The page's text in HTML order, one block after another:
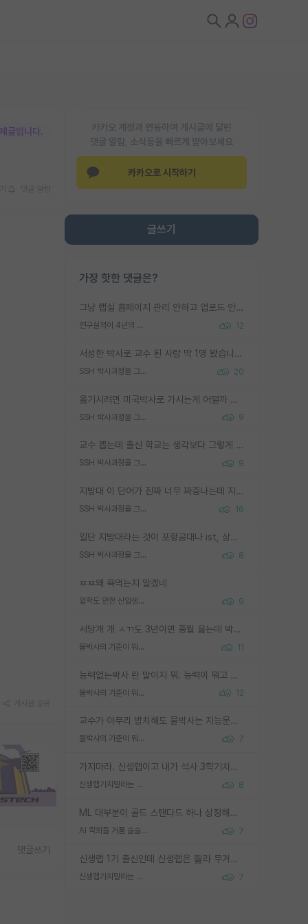
카카오 계정과 연동하여 게시글에 달린
댓글 알람, 소식등을 빠르게 받아보세요
카카오로 시작하기
글쓰기
가장 핫한 댓글은?
그냥 랩실 홈페이지 관리 안하고 업로드 안한거 아님?
연구실적이 4년의 공백이 있는거 어떻게 생각하냐 12
서성한 박사로 교수 된 사람 딱 1명 봤습니다. 근데 지방대 박사로 교수된 거는 기적이 일어나야되요. 서성한 학부부터여도 빡센게 교수임용일텐데 지방대박사로 무슨 교수가 되나요...... 중소기업/중견기업 팀장급/연구소장급이나 될거 같네요.
SSH 박사과정을 그만두고 지방대 박사로 옮기면 교수의 꿈은 끝일까요? 20
옮기시려면 미국박사로 가시는게 어떨까 싶네요. 교수가 꿈이면 미국박사 하고 미국교수 까지 같이 노리시는게 기회가 많지 않을까요?
SSH 박사과정을 그만두고 지방대 박사로 옮기면 교수의 꿈은 끝일까요? 9
교수 뽑는데 출신 학교는 생각보다 그렇게 안 봄. 앞으로는 더 안 보게 될거임. 박사는 어디서 진행해도 됨. 단, 제대로 쌓고 좋은 실적 만들 수 있다면. 그런데 지방대는 그럴 가능성이 지극히 낮음. 나만 열심히 잘 하면 된다? 인간은 주변 환경에 지배되는 나약한 존재임. 주변의 지방대 대학원생과 섞이고 지방 특유의 여유로움 또는 나쁘게 얘기해서 나태함에 젖어 살다보면 교수의 꿈 자체를 잊어버리게 될 가능성도 있음. 주변 환경이 70~80%임.
SSH 박사과정을 그만두고 지방대 박사로 옮기면 교수의 꿈은 끝일까요? 9
지방대 이 단어가 진짜 너무 짜증나는데 지방대면 다 그냥 쓰레기인가요? 무슨 말 같지도 않은 댓글들이 있는건지??? 지방에도 충분히 좋은 대학 많고 충분히 잘하는 교수님들 많습니다 포항공대 4개 IST 대표 지거국들 여기 모두 다 지방에 있고 여기 출신들 중에 교수하는 분들 적지 않습니다 지거국 출신이 무슨 교수를 하냐?라고 생각할 사람들 많은데 상위 대표 지거국에 아웃라이어들 많습니다 결국 개인의 연구역량과 실적이 중요합니다 이 역량을 펼치는데 있어서 지도교수와의 합도 중요합니다. 그리고 경력이 필요하면 해외포닥까지 다녀오세요
SSH 박사과정을 그만두고 지방대 박사로 옮기면 교수의 꿈은 끝일까요? 16
일단 지방대라는 것이 포항공대나 ist, 상위 지거국은 아니라고 생각하겠습니다. 그런곳은 서성한에 비해 소위 대학 네임밸류가 크게 뒤떨어지지는 않으니까요. 대학 이름이 중요하냐? 당연합니다. 대학 이름이 좋아서 좋은 아웃풋이 나오는 것이냐, 좋은 대학은 좋은 사람과 좋은 기회가 몰려있으니 아웃풋도 자연스럽게 좋아지는 것이냐? 대답하기 어려운 문제입니다. 아직 한국 사회에서 학벌을 보는 것도, 특히 이공계를 중심으로 학벌보다는 실적 위주라는 분위기가 형성되는 것도 사실입니다. 지방대 출신으로 전임교수가 될수 있느냐? 가능 불가능을 따지면 당연히 가능입니다. 지방대 박사 출신으로 전임교원이 된 경우가 실제로 있으니까요. 현실적인 가능성이 있느냐? 지금 이정도 대학의 교수가 되고싶다고 생각되는 대학 들어가서 컴공과 교수 목록 켜고 박사 어디서 받았는지 쭉 한번 보세요. 냉정하게 지방대 출신인 분들이 많지는 않으실겁니다.
SSH 박사과정을 그만두고 지방대 박사로 옮기면 교수의 꿈은 끝일까요? 8
ㅉㅉ왜 욕먹는지 알겠네
입학도 안한 신입생이 원래 관심을 받나요 9
서당개 개 ㅅㄲ도 3년이면 풍월 읊는데 박사 5년 이상 대리고 있으면서 물된건 교수 탓 맞는ㄱ게 거기가 서당이 아니란 소리임
물박사의 기준이 뭐임? 11
능력없는박사 란 말이지 뭐. 능력이 뭐고 능력이 있다는게 뭔지는 사람마다 기준이 다르니까 얘기해봐야 서로 자기 기준만 얘기해서 논쟁이 끝이 안나고. 주위에서 능력있고 야심있는 신입생이 교수가 유의미한 피드백을 아예 안주면서 제대로된 과제에 참여해볼 기회도 제공하지 않고 잡일 뺑뺑이만 돌려서 맨날 단순작업만 하면서 밤새다가 눈빛이 점점 죽어가는걸 본 사람은 물박사는 교수탓이라고 하고, 교수는 이것저것 알려도 주고 기회도 주고 사수 동기 붙여주면서 어떻게든 끌고가려고 하는데 본인이 매일 뺀질거리면서 출근 하는둥마는둥 하다가 기껏 와서도 폰이나 쳐다보다가 실험 망치고 저녁약속있어서 먼저 가볼게요~ 하는걸 본 사람은 물박사는 본인탓이라고 함.
물박사의 기준이 뭐임? 12
교수가 아무리 방치해도 물박사는 지능문제고 본인 의지 문제임. 만물 교수탓 하는 애들이 이상한거임.
물박사의 기준이 뭐임? 7
가지마라. 신생랩이고 내가 석사 3학기차인데 최고참인데 나도 아무것도 모르는데 교수가 후배들 왜 논문 교육 안시키냐. 논문 왜 안 써오냐 닦달한다
신생랩가지말라는 이유가 있었구나 8
ML 대부분이 골드 스탠다드 하나 상정해놓고 (벤치마크 데이터셋이 여러 개면 여러 개 상정) 그거 얼마나 잘 맞추나 싸움임 가끔 번뜩이는 설계 철학을 보여주는 논문들도 있지만 대부분 그거 성적 얼마나 더 올리느라에 혈안이 되어 있는 측면이 잇음
AI 학회들 거품 슬슬 지적이 나오네요 7
신생랩 1기 출신인데 신생랩은 줠라 무거운 바벨 같은거임. 들면 대박인데 못들면 깔려 죽음. 아무도 알려주지 않는 환경에서 자생해야하지만, 일단 살아남았다면 그 어떤 사람보다 악착같고 생존력 높은 사람으로 거듭날 수 있음
신생랩가지말라는 이유가 있었구나 7
글입니다.
댓글쓰기